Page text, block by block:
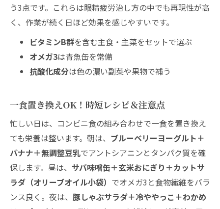
う3点です。これらは眼精疲労治し方の中でも再現性が高
く、作業が続く日ほど効果を感じやすいです。
ビタミンB群を含む主食・主菜をセットで選ぶ
オメガ3は青魚缶を常備
抗酸化成分は色の濃い副菜や果物で補う
一食置き換えOK！時短レシピ＆注意点
忙しい日は、コンビニ食の組み合わせで一食を置き換え
ても栄養は整います。朝は、 ブルーベリーヨーグルト＋
バナナ＋無調整豆乳でアントシアニンとタンパク質を確
保します。昼は、 サバ味噌缶＋玄米おにぎり＋カットサ
ラダ（オリーブオイル小袋） でオメガ3と食物繊維をバラ
ンス良く。夜は、 豚しゃぶサラダ＋冷ややっこ＋わかめ